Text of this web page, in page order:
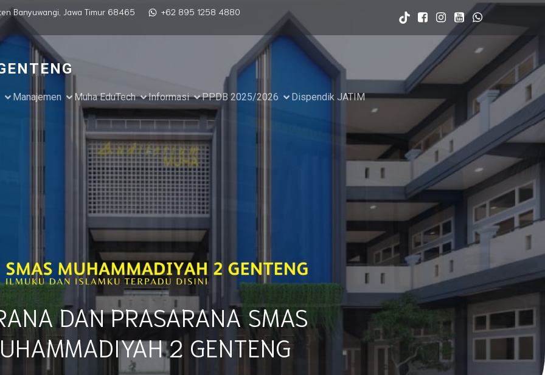
Banyuwangi, Jawa Timur 68465 +62 895 1258 4880
Manajemen Muha EduTech Informasi PPDB 2025/2026 Dispendik JATIM
DAN PRASARANA SMAS
2 GENTENG